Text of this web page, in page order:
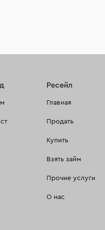
Ресейл
Главная
Продать
Купить
Взять займ
Прочие услуги
О нас